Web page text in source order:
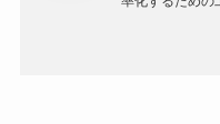
ることが可能